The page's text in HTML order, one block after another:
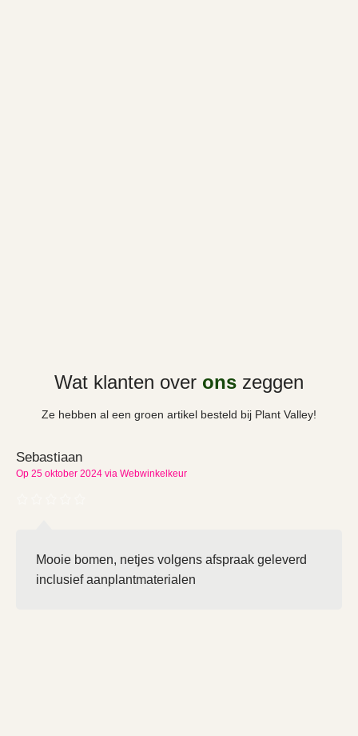
Wat klanten over ons zeggen
Ze hebben al een groen artikel besteld bij Plant Valley!
Sebastiaan
Op 25 oktober 2024 via Webwinkelkeur
Mooie bomen, netjes volgens afspraak geleverd
inclusief aanplantmaterialen